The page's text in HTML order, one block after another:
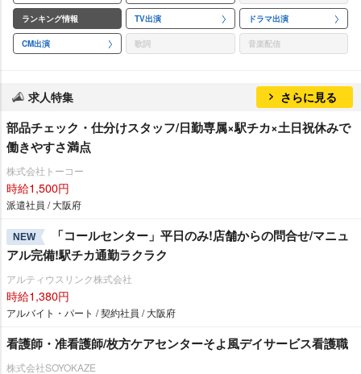
ランキング情報 TV出演 ドラマ出演
CM出演 歌詞 音楽配信
求人特集 さらに見る
部品チェック・仕分けスタッフ/日勤専属×駅チカ×土日祝休みで
働きやすさ満点
株式会社トーコー
時給1,500円
派遣社員 / 大阪府
NEW
「コールセンター」平日のみ!店舗からの問合せ/マニュ
アル完備!駅チカ通勤ラクラク
アルティウスリンク株式会社
時給1,380円
アルバイト・パート / 契約社員 / 大阪府
看護師・准看護師/枚方ケアセンターそよ風デイサービス看護職
株式会社SOYOKAZE